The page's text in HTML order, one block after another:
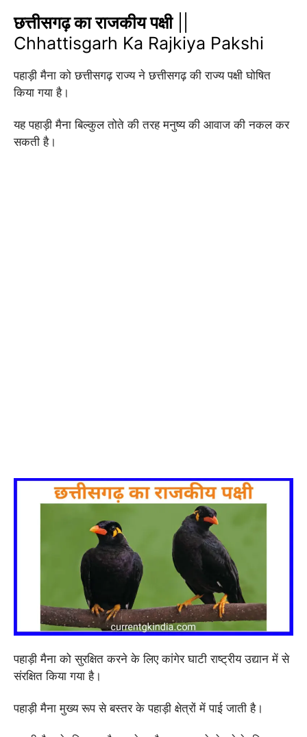
छत्तीसगढ़ का राजकीय पक्षी||
Chhattisgarh Ka Rajkiya Pakshi
पहाड़ी मैना को छत्तीसगढ़ राज्य ने छत्तीसगढ़ की राज्य पक्षी घोषित
किया गया है।
यह पहाड़ी मैना बिल्कुल तोते की तरह मनुष्य की आवाज की नकल कर
सकती है।
पहाड़ी मैना को सुरक्षित करने के लिए कांगेर घाटी राष्ट्रीय उद्यान में से
संरक्षित किया गया है।
पहाड़ी मैना मुख्य रूप से बस्तर के पहाड़ी क्षेत्रों में पाई जाती है।